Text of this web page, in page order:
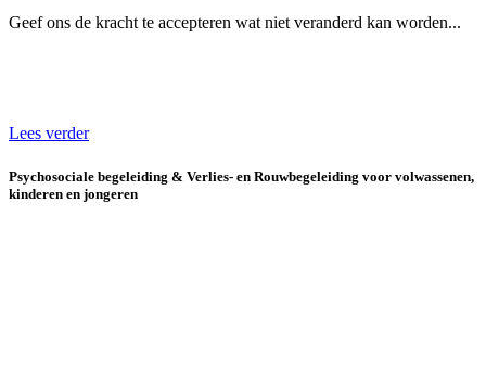
Geef ons de kracht te accepteren wat niet veranderd kan worden...
Lees verder
Psychosociale begeleiding & Verlies- en Rouwbegeleiding voor volwassenen,
kinderen en jongeren